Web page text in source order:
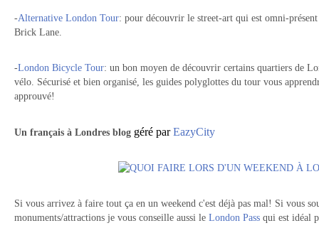
-Alternative London Tour: pour découvrir le street-art qui est omni-
Brick Lane.
-London Bicycle Tour: un bon moyen de découvrir certains quartiers de
vélo. Sécurisé et bien organisé, les guides polyglottes du tour vous
approuvé!
Un français à Londres blog géré parEazyCity
Si vous arrivez à faire tout ça en un weekend c'est déjà pas mal! Si vous
monuments/attractions je vous conseille aussi le London Pass qui est idéal